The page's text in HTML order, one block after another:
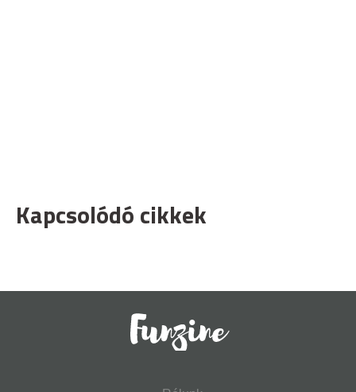
Kapcsolódó cikkek